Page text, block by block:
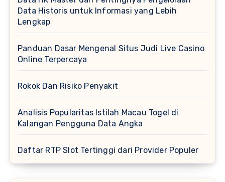
Data Historis untuk Informasi yang Lebih
Lengkap
Panduan Dasar Mengenal Situs Judi Live Casino
Online Terpercaya
Rokok Dan Risiko Penyakit
Analisis Popularitas Istilah Macau Togel di
Kalangan Pengguna Data Angka
Daftar RTP Slot Tertinggi dari Provider Populer